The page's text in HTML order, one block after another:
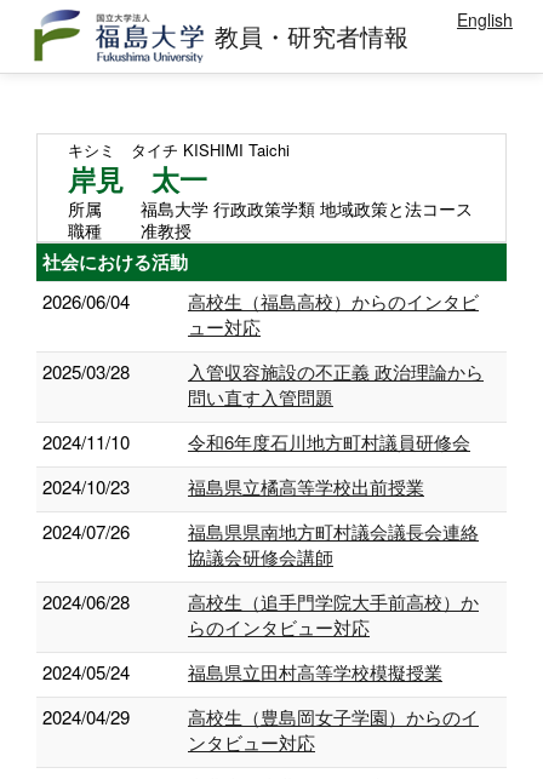
教員・研究者情報 English
キシミ タイチ KISHIMI Taichi
岸見 太一
所属
福島大学 行政政策学類 地域政策と法コース
職種
准教授
社会における活動
2026/06/04
高校生（福島高校）からのインタビ
ュー対応
2025/03/28
入管収容施設の不正義 政治理論から
問い直す入管問題
2024/11/10
令和6年度石川地方町村議員研修会
2024/10/23
福島県立橘高等学校出前授業
2024/07/26
福島県県南地方町村議会議⻑会連絡
協議会研修会講師
2024/06/28
高校生（追手門学院大手前高校）か
らのインタビュー対応
2024/05/24
福島県立田村高等学校模擬授業
2024/04/29
高校生（豊島岡女子学園）からのイ
ンタビュー対応